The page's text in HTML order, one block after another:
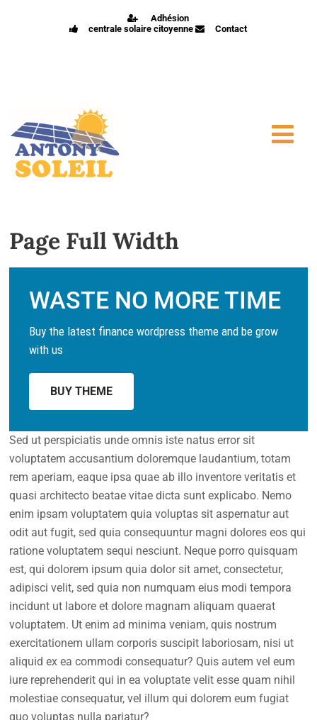
Adhésion
centrale solaire citoyenne
Contact
Page Full Width
WASTE NO MORE TIME
Buy the latest finance wordpress theme and be grow
with us
BUY THEME
Sed ut perspiciatis unde omnis iste natus error sit
voluptatem accusantium doloremque laudantium, totam
rem aperiam, eaque ipsa quae ab illo inventore veritatis et
quasi architecto beatae vitae dicta sunt explicabo. Nemo
enim ipsam voluptatem quia voluptas sit aspernatur aut
odit aut fugit, sed quia consequuntur magni dolores eos qui
ratione voluptatem sequi nesciunt. Neque porro quisquam
est, qui dolorem ipsum quia dolor sit amet, consectetur,
adipisci velit, sed quia non numquam eius modi tempora
incidunt ut labore et dolore magnam aliquam quaerat
voluptatem. Ut enim ad minima veniam, quis nostrum
exercitationem ullam corporis suscipit laboriosam, nisi ut
aliquid ex ea commodi consequatur? Quis autem vel eum
iure reprehenderit qui in ea voluptate velit esse quam nihil
molestiae consequatur, vel illum qui dolorem eum fugiat
quo voluptas nulla pariatur?